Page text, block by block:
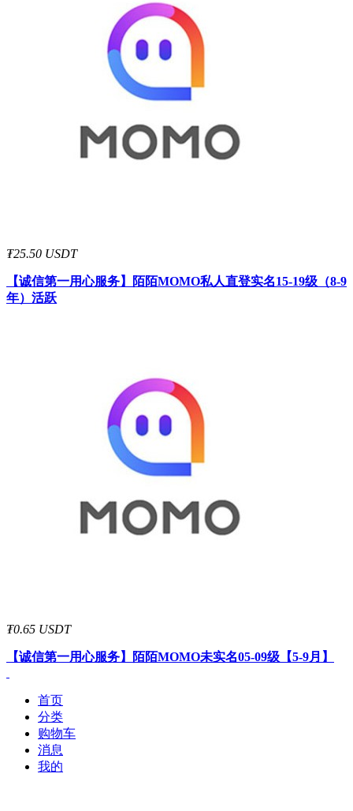
₮25.50 USDT
【诚信第一用心服务】
陌陌MOMO私人直登实名15-19级（8-9
年）活跃
₮0.65 USDT
【诚信第一用心服务】 陌陌MOMO未实名05-09级【5-9月】
首页
分类
购物车
消息
我的